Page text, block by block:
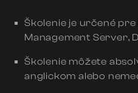
Školenie je určené
Management Server,
Školenie môžete
anglickom alebo